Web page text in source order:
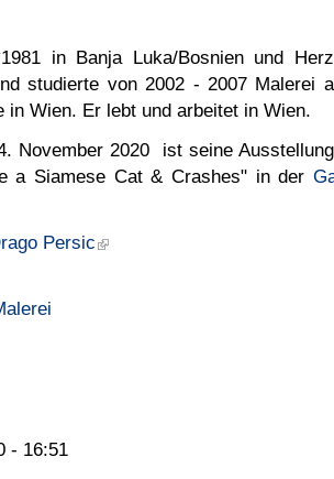
in Banja Luka/Bosnien und
studierte von 2002 - 2007 Malerei
in Wien. Er lebt und arbeitet in Wien.
November 2020 ist seine
a Siamese Cat & Crashes" in der
Persic
- 16:51